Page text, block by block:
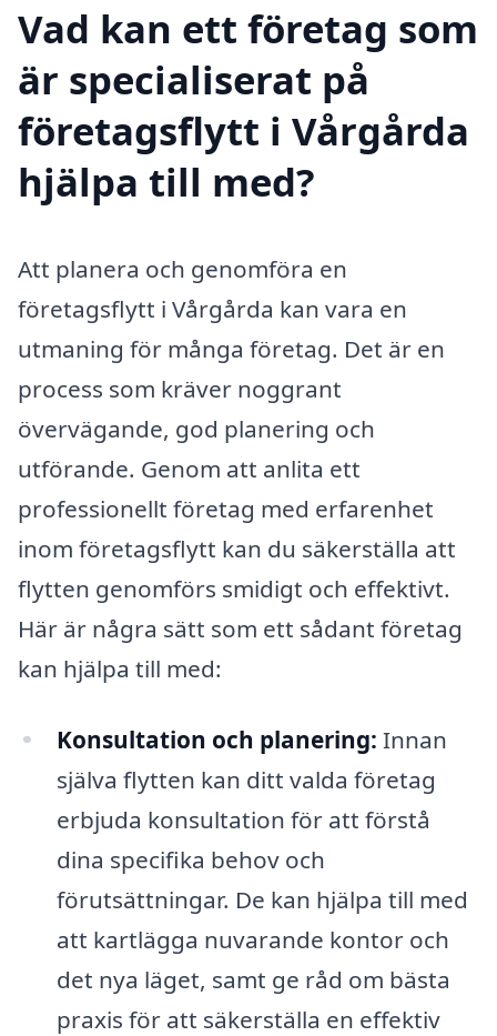
Vad kan ett företag som
är specialiserat på
företagsflytt i Vårgårda
hjälpa till med?
Att planera och genomföra en
företagsflytt i Vårgårda kan vara en
utmaning för många företag. Det är en
process som kräver noggrant
övervägande, god planering och
utförande. Genom att anlita ett
professionellt företag med erfarenhet
inom företagsflytt kan du säkerställa att
flytten genomförs smidigt och effektivt.
Här är några sätt som ett sådant företag
kan hjälpa till med:
Konsultation och planering: Innan
själva flytten kan ditt valda företag
erbjuda konsultation för att förstå
dina specifika behov och
förutsättningar. De kan hjälpa till med
att kartlägga nuvarande kontor och
det nya läget, samt ge råd om bästa
praxis för att säkerställa en effektiv